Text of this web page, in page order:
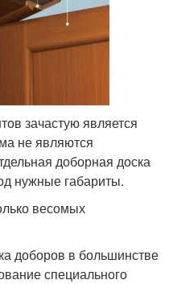
зачастую является
не являются
доборная доска
нужные габариты.
весомых
доборов в большинстве
специального